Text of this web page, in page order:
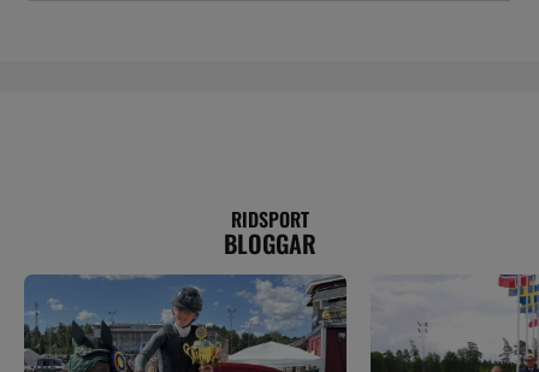
RIDSPORT
BLOGGAR